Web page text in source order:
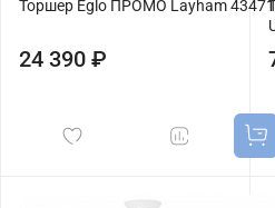
Торшер Eglo ПРОМО Layham 43471
24 390 ₽